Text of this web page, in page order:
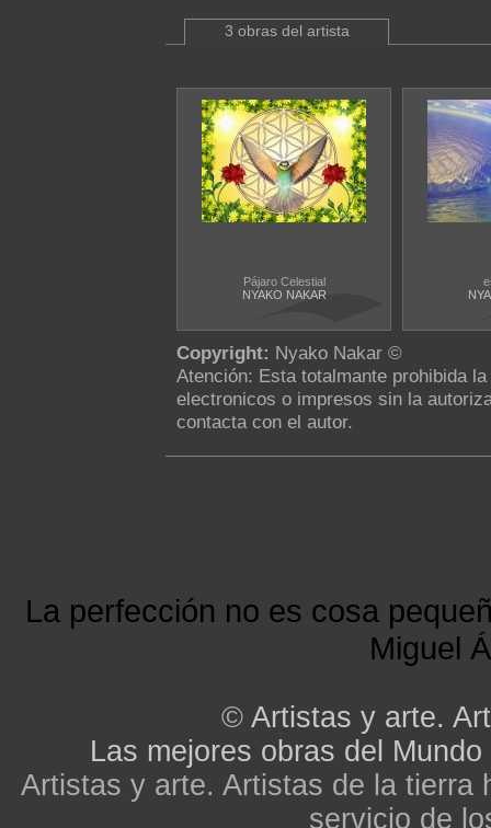
3 obras del artista
Pájaro Celestial
NYAKO NAKAR
Copyright: Nyako Nakar ©
Atención: Esta totalmante prohibida
electronicos o impresos sin la
contacta con el autor.
La perfección no es cosa
Miguel
© Artistas y arte.
Las mejores obras del Mundo
Artistas y arte. Artistas de la tierra
servicio de